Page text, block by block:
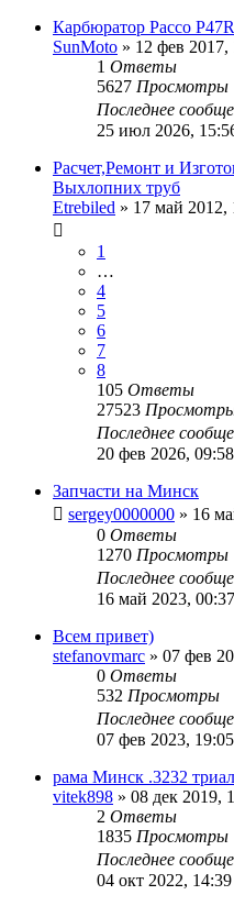
Карбюратор Pacco
SunMoto » 12 фев 2017,
1 Ответы
5627 Просмотры
Последнее
25 июл 2026,
Расчет,Ремонт и
Выхлопних труб
Etrebiled » 17 май 2012,
1
…
4
5
6
7
8
105 Ответы
27523
Последнее
20 фев 2026, 09:58
Запчасти на Минск
sergey0000000 » 16
0 Ответы
1270 Просмотры
Последнее
16 май 2023, 00:37
Всем привет)
stefanovmarc » 07 фев
0 Ответы
532 Просмотры
Последнее
07 фев 2023, 19:05
рама Минск .3232
vitek898 » 08 дек 2019,
2 Ответы
1835 Просмотры
Последнее
04 окт 2022, 14:39